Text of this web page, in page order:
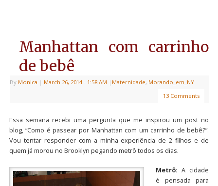
Manhattan com carrinho
de bebê
By Monica | March 26, 2014 - 1:58 AM | Maternidade, Morando_em_NY
13 Comments
Essa semana recebi uma pergunta que me inspirou um post no
blog, “Como é passear por Manhattan com um carrinho de bebê?”.
Vou tentar responder com a minha experiência de 2 filhos e de
quem já morou no Brooklyn pegando metrô todos os dias.
Metrô: A cidade
é pensada para